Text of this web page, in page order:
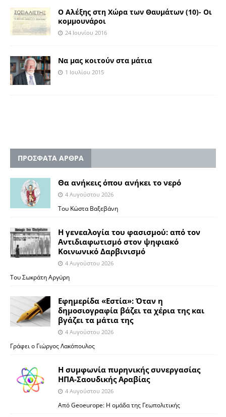
Ο Αλέξης στη Χώρα των Θαυμάτων (10)- Οι
κομμουνάροι
24 Ιουνίου 2016
Nα μας κοιτούν στα μάτια
1 Ιουλίου 2015
ΠΡΟΣΦΑΤΑ ΑΡΘΡΑ
Θα ανήκεις όπου ανήκει το νερό
4 Αυγούστου 2026
Του Κώστα Βαξεβάνη
Η γενεαλογία του φασισμού: από τον
Αντιδιαφωτισμό στον ψηφιακό
Κοινωνικό Δαρβινισμό
4 Αυγούστου 2026
Του Σωκράτη Αργύρη
Εφημερίδα «Εστία»: Όταν η
δημοσιογραφία βάζει τα χέρια της και
βγάζει τα μάτια της
4 Αυγούστου 2026
Γράφει ο Γιώργος Λακόπουλος
Η συμφωνία πυρηνικής συνεργασίας
ΗΠΑ-Σαουδικής Αραβίας
4 Αυγούστου 2026
Από Geoeurope: H ομάδα της Γεωπολιτικής